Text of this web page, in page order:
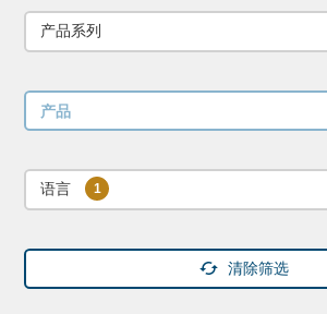
产品系列
产品
语言
清除筛选